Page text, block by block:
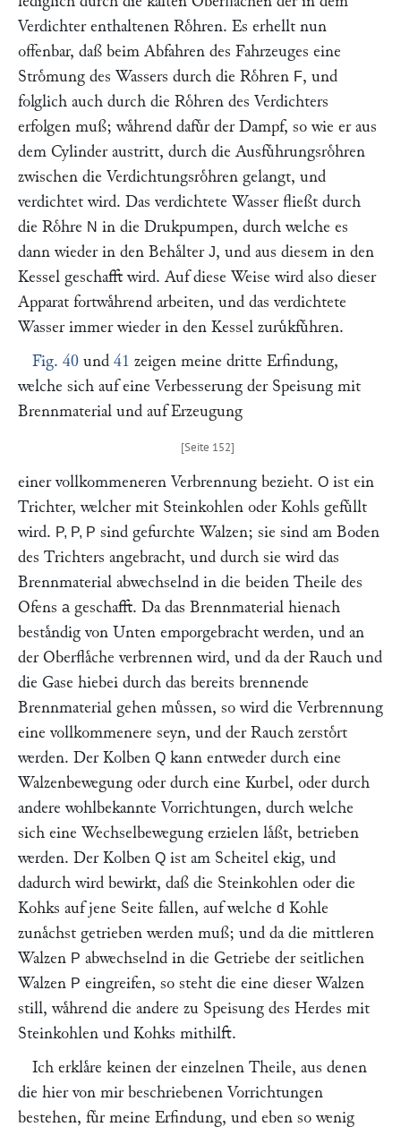
Verdichter enthaltenen Roͤhren. Es erhellt nun
offenbar, daß beim Abfahren des Fahrzeuges eine
Stroͤmung des Wassers durch die Roͤhren F, und
folglich auch durch die Roͤhren des Verdichters
erfolgen muß; waͤhrend dafuͤr der Dampf, so wie er aus
dem Cylinder austritt, durch die Ausfuͤhrungsroͤhren
zwischen die Verdichtungsroͤhren gelangt, und
verdichtet wird. Das verdichtete Wasser fließt durch
die Roͤhre N in die Drukpumpen, durch welche es
dann wieder in den Behaͤlter J, und aus diesem in den
Kessel geschafft wird. Auf diese Weise wird also dieser
Apparat fortwaͤhrend arbeiten, und das verdichtete
Wasser immer wieder in den Kessel zuruͤkfuͤhren.
Fig. 40 und 41 zeigen meine dritte Erfindung,
welche sich auf eine Verbesserung der Speisung mit
Brennmaterial und auf Erzeugung
einer vollkommeneren Verbrennung bezieht. O ist ein
Trichter, welcher mit Steinkohlen oder Kohls gefuͤllt
wird. P, P, P sind gefurchte Walzen; sie sind am Boden
des Trichters angebracht, und durch sie wird das
Brennmaterial abwechselnd in die beiden Theile des
Ofens a geschafft. Da das Brennmaterial hienach
bestaͤndig von Unten emporgebracht werden, und an
der Oberflaͤche verbrennen wird, und da der Rauch und
die Gase hiebei durch das bereits brennende
Brennmaterial gehen muͤssen, so wird die Verbrennung
eine vollkommenere seyn, und der Rauch zerstoͤrt
werden. Der Kolben Q kann entweder durch eine
Walzenbewegung oder durch eine Kurbel, oder durch
andere wohlbekannte Vorrichtungen, durch welche
sich eine Wechselbewegung erzielen laͤßt, betrieben
werden. Der Kolben Q ist am Scheitel ekig, und
dadurch wird bewirkt, daß die Steinkohlen oder die
Kohks auf jene Seite fallen, auf welche d Kohle
zunaͤchst getrieben werden muß; und da die mittleren
Walzen P abwechselnd in die Getriebe der seitlichen
Walzen P eingreifen, so steht die eine dieser Walzen
still, waͤhrend die andere zu Speisung des Herdes mit
Steinkohlen und Kohks mithilft.
Ich erklaͤre keinen der einzelnen Theile, aus denen
die hier von mir beschriebenen Vorrichtungen
bestehen, fuͤr meine Erfindung, und eben so wenig